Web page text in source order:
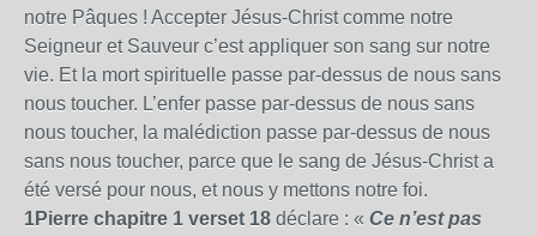
notre Pâques ! Accepter Jésus-Christ comme notre
Seigneur et Sauveur c’est appliquer son sang sur notre
vie. Et la mort spirituelle passe par-dessus de nous sans
nous toucher. L’enfer passe par-dessus de nous sans
nous toucher, la malédiction passe par-dessus de nous
sans nous toucher, parce que le sang de Jésus-Christ a
été versé pour nous, et nous y mettons notre foi.
1Pierre chapitre 1 verset 18 déclare : « Ce n’est pas